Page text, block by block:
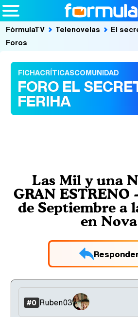
FórmulaTV Telenovelas
El
Foros
FICHACRÍTICASCOMUNIDAD
FORO EL
FERIHA
Las Mil y una
GRAN ESTRENO
de Septiembre a
en Nova
#0 Ruben03